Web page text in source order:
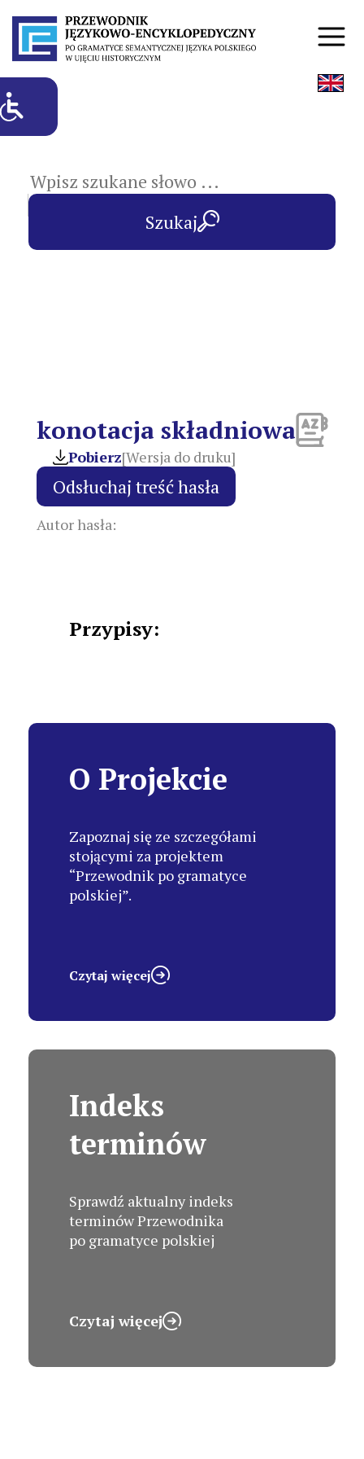
Szukaj
konotacja składniowa
Pobierz[Wersja do druku]
Autor hasła:
Przypisy:
O Projekcie
Zapoznaj się ze szczegółami
stojącymi za projektem
“Przewodnik po gramatyce
polskiej”.
Czytaj więcej
Indeks
terminów
Sprawdź aktualny indeks
terminów Przewodnika
po gramatyce polskiej
Czytaj więcej